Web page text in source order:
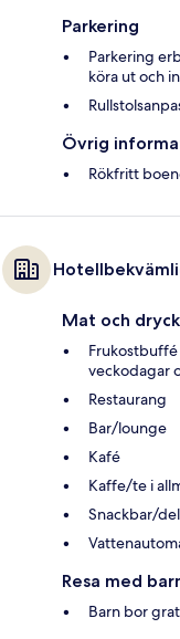
Parkering
Parkering
köra ut och
Övrig
Rökfritt
Mat och dryck
veckodagar
Restaurang
Bar/lounge
Kafé
Kaffe/te i
Snackbar/
Resa med
Barn bor